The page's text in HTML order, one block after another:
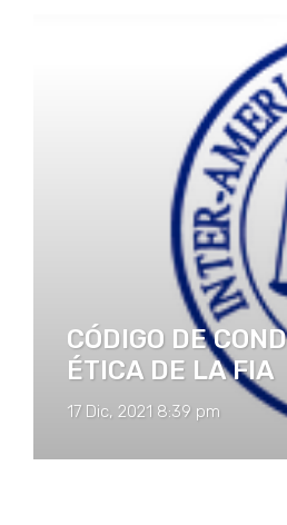
CÓDIGO DE
ÉTICA DE LA FIA
17 Dic, 2021 8:39 pm